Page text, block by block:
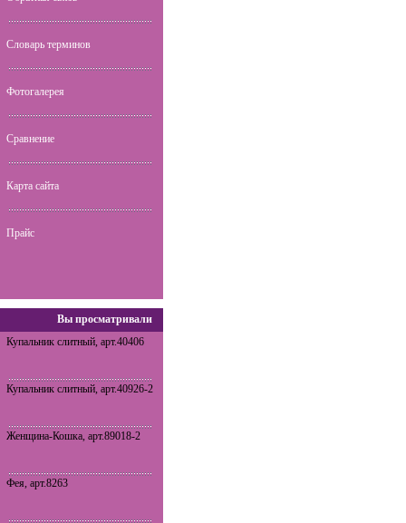
Словарь терминов
Фотогалерея
Сравнение
Карта сайта
Прайс
Вы просматривали
Купальник слитный, арт.40406
Купальник слитный, арт.40926-2
Женщина-Кошка, арт.89018-2
Фея, арт.8263